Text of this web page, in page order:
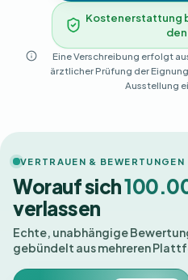
Kostenerstattung
Eine Verschreibung erfolgt
ärztlicher Prüfung der
Ausstellung
VERTRAUEN & BEWERTUNGEN
Worauf sich
verlassen
Echte, unabhängige
gebündelt aus mehreren